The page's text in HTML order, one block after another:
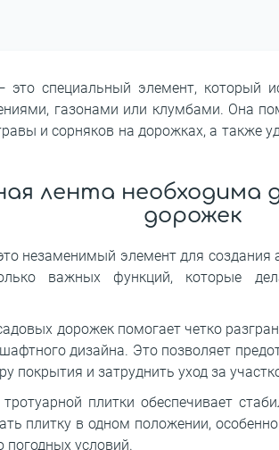
специальный элемент, который
газонами или клумбами. Она
и сорняков на дорожках, а также
лента необходима
дорожек
незаменимый элемент для создания
важных функций, которые
дорожек помогает четко
дизайна. Это позволяет
покрытия и затруднить уход за
плитки обеспечивает
плитку в одном положении,
условий.